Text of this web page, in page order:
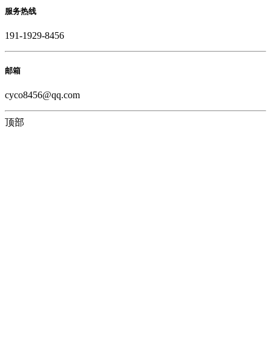
服务热线
191-1929-8456
邮箱
cyco8456@qq.com
顶部